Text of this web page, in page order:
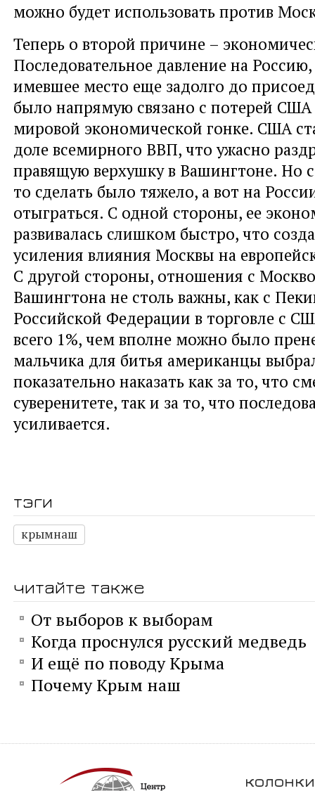
можно будет использовать против
Теперь о второй причине –
Последовательное давление на
имевшее место еще задолго до
было напрямую связано с потерей США
мировой экономической гонке. США
доле всемирного ВВП, что ужасно
правящую верхушку в Вашингтоне. Но
то сделать было тяжело, а вот на
отыграться. С одной стороны, ее
развивалась слишком быстро, что
усиления влияния Москвы на
С другой стороны, отношения с
Вашингтона не столь важны, как с
Российской Федерации в торговле с
всего 1%, чем вполне можно было
мальчика для битья американцы
показательно наказать как за то, что
суверенитете, так и за то, что
усиливается.
тэги
крымнаш
читайте также
От выборов к выборам
Когда проснулся русский медведь
И ещё по поводу Крыма
Почему Крым наш
колонки